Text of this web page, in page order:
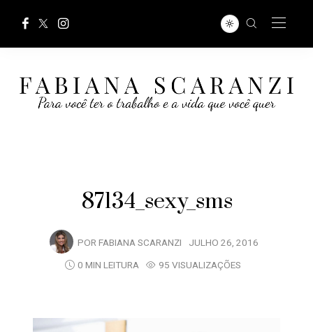
87134_sexy_sms
POR FABIANA SCARANZI JULHO 26, 2016
0 MIN LEITURA
95 VISUALIZAÇÕES